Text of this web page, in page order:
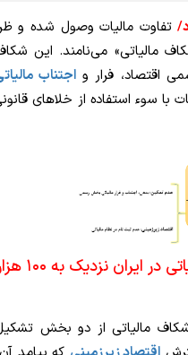
/تفاوت مالیات وصول شده و
مالیاتی» می‌نامند. این
اقتصاد، فرار واجتناب
با سوء استفاده از خلاهای
شکاف